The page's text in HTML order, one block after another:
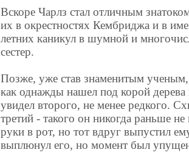
Вскоре Чарлз стал отличным
их в окрестностях Кембриджа и в
летних каникул в шумной и
сестер.
Позже, уже став знаменитым
как однажды нашел под корой
увидел второго, не менее редкого.
третий - такого он никогда раньше
руки в рот, но тот вдруг выпустил
выплюнул его, но момент был